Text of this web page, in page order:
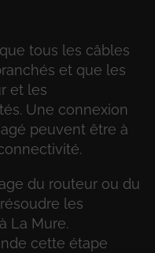
tous les câbles
et que les
et les
Une connexion
peuvent être à
du routeur ou du
les
La Mure.
cette étape